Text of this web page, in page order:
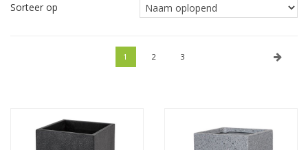
Sorteer op
1 2 3